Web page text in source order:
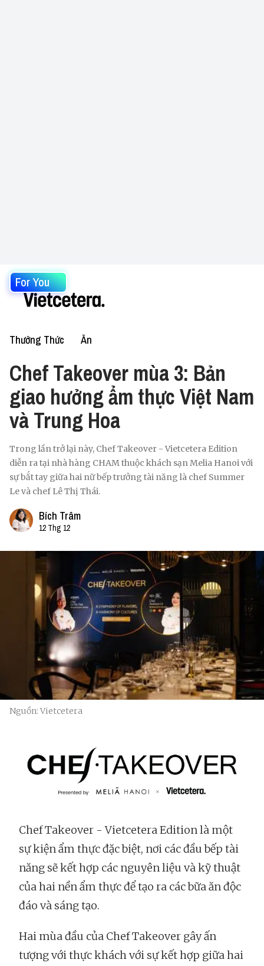
For You
Thưởng Thức Ăn
Chef Takeover mùa 3: Bản
giao hưởng ẩm thực Việt Nam
và Trung Hoa
Trong lần trở lại này, Chef Takeover - Vietcetera Edition
diễn ra tại nhà hàng CHAM thuộc khách sạn Melia Hanoi với
sự bắt tay giữa hai nữ bếp trưởng tài năng là chef Summer
Le và chef Lê Thị Thái.
Bích Trâm
12 Thg 12
Nguồn: Vietcetera
Chef Takeover - Vietcetera Edition là một
sự kiện ẩm thực đặc biệt, nơi các đầu bếp tài
năng sẽ kết hợp các nguyên liệu và kỹ thuật
của hai nền ẩm thực để tạo ra các bữa ăn độc
đáo và sáng tạo.
Hai mùa đầu của Chef Takeover gây ấn
tượng với thực khách với sự kết hợp giữa hai